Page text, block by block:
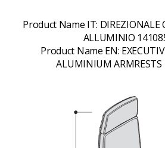
Product Name IT: DIREZIONALE
ALLUMINIO
Product Name EN:
ALUMINIUM ARMRESTS